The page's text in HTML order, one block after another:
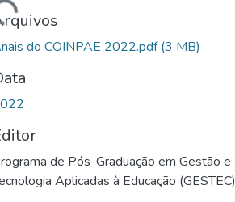
do COINPAE 2022.pdf(3 MB)
de Pós-Graduação em Gestão e
Aplicadas à Educação (GESTEC)